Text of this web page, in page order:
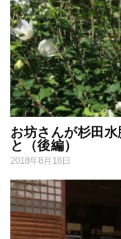
お坊さんが杉田
と（後編）
2018年8月18日